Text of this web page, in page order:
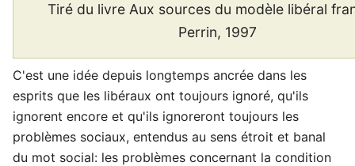
Tiré du livre Aux sources du modèle libéral
Perrin, 1997
C'est une idée depuis longtemps ancrée dans les
esprits que les libéraux ont toujours ignoré, qu'ils
ignorent encore et qu'ils ignoreront toujours les
problèmes sociaux, entendus au sens étroit et banal
du mot social: les problèmes concernant la condition